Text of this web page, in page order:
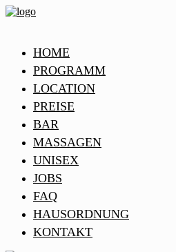
HOME
PROGRAMM
LOCATION
PREISE
BAR
MASSAGEN
UNISEX
JOBS
FAQ
HAUSORDNUNG
KONTAKT